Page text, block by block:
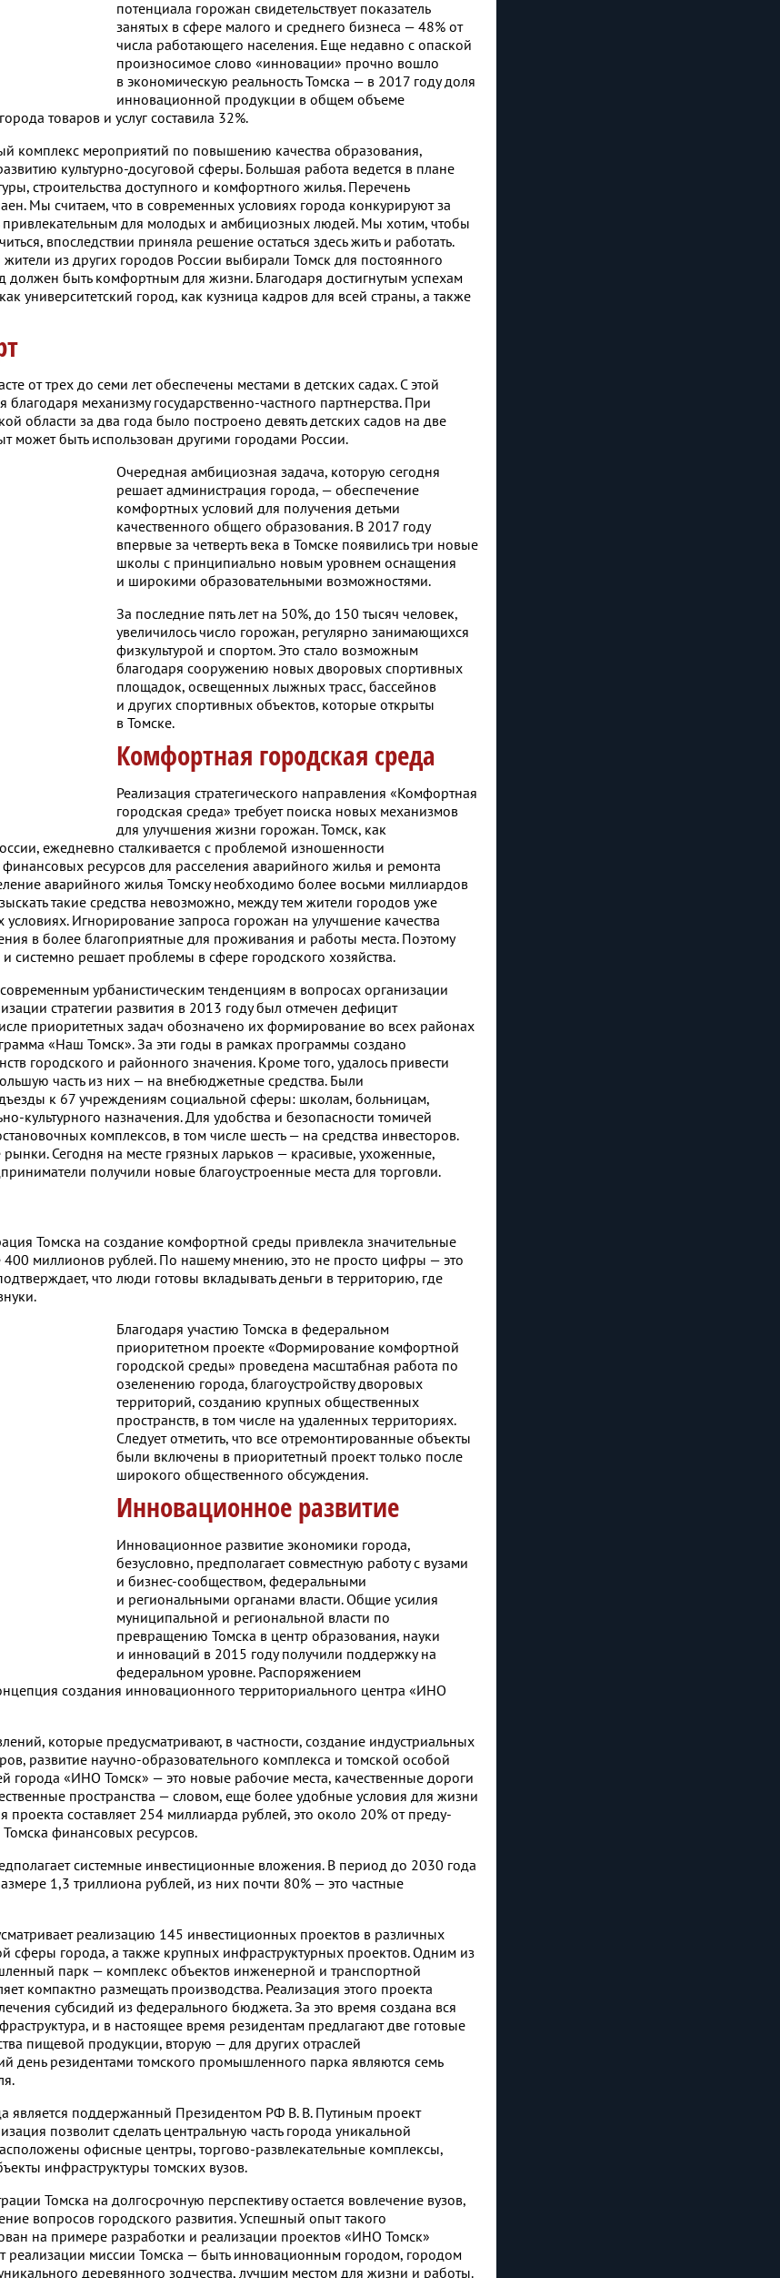
потенциала горожан свидетельствует показатель
занятых в сфере малого и среднего бизнеса — 48% от
числа работающего населения. Еще недавно с опаской
произносимое слово «инновации» прочно вошло
в экономическую реальность Томска — в 2017 году доля
инновационной продукции в общем объеме
товаров и услуг составила 32%.
комплекс мероприятий по повышению качества образования,
культурно-досуговой сферы. Большая работа ведется в плане
строительства доступного и комфортного жилья. Перечень
Мы считаем, что в современных условиях города конкурируют за
для молодых и амбициозных людей. Мы хотим, чтобы
впоследствии приняла решение остаться здесь жить и работать.
из других городов России выбирали Томск для постоянного
должен быть комфортным для жизни. Благодаря достигнутым успехам
университетский город, как кузница кадров для всей страны, а также
от трех до семи лет обеспечены местами в детских садах. С этой
благодаря механизму государственно-частного партнерства. При
области за два года было построено девять детских садов на две
может быть использован другими городами России.
Очередная амбициозная задача, которую сегодня
решает администрация города, — обеспечение
комфортных условий для получения детьми
качественного общего образования. В 2017 году
впервые за четверть века в Томске появились три новые
школы с принципиально новым уровнем оснащения
и широкими образовательными возможностями.
За последние пять лет на 50%, до 150 тысяч человек,
увеличилось число горожан, регулярно занимающихся
физкультурой и спортом. Это стало возможным
благодаря сооружению новых дворовых спортивных
площадок, освещенных лыжных трасс, бассейнов
и других спортивных объектов, которые открыты
в Томске.
Комфортная городская среда
Реализация стратегического направления «Комфортная
городская среда» требует поиска новых механизмов
для улучшения жизни горожан. Томск, как
ежедневно сталкивается с проблемой изношенности
ресурсов для расселения аварийного жилья и ремонта
аварийного жилья Томску необходимо более восьми миллиардов
такие средства невозможно, между тем жители городов уже
условиях. Игнорирование запроса горожан на улучшение качества
в более благоприятные для проживания и работы места. Поэтому
системно решает проблемы в сфере городского хозяйства.
современным урбанистическим тенденциям в вопросах организации
стратегии развития в 2013 году был отмечен дефицит
приоритетных задач обозначено их формирование во всех районах
«Наш Томск». За эти годы в рамках программы создано
городского и районного значения. Кроме того, удалось привести
часть из них — на внебюджетные средства. Были
к 67 учреждениям социальной сферы: школам, больницам,
культурного назначения. Для удобства и безопасности томичей
комплексов, в том числе шесть — на средства инвесторов.
Сегодня на месте грязных ларьков — красивые, ухоженные,
получили новые благоустроенные места для торговли.
Томска на создание комфортной среды привлекла значительные
миллионов рублей. По нашему мнению, это не просто цифры — это
что люди готовы вкладывать деньги в территорию, где
Благодаря участию Томска в федеральном
приоритетном проекте «Формирование комфортной
городской среды» проведена масштабная работа по
озеленению города, благоустройству дворовых
территорий, созданию крупных общественных
пространств, в том числе на удаленных территориях.
Следует отметить, что все отремонтированные объекты
были включены в приоритетный проект только после
широкого общественного обсуждения.
Инновационное развитие
Инновационное развитие экономики города,
безусловно, предполагает совместную работу с вузами
и бизнес-сообществом, федеральными
и региональными органами власти. Общие усилия
муниципальной и региональной власти по
превращению Томска в центр образования, науки
и инноваций в 2015 году получили поддержку на
федеральном уровне. Распоряжением
создания инновационного территориального центра «ИНО
которые предусматривают, в частности, создание индустриальных
развитие научно-образовательного комплекса и томской особой
города «ИНО Томск» — это новые рабочие места, качественные дороги
пространства — словом, еще более удобные условия для жизни
составляет 254 миллиарда рублей, это около 20% от преду­
финансовых ресурсов.
системные инвестиционные вложения. В период до 2030 года
1,3 триллиона рублей, из них почти 80% — это частные
реализацию 145 ин­вестиционных проектов в различных
сферы города, а также крупных инфраструктурных проектов. Одним из
парк — комплекс объектов инженерной и транспортной
компактно размещать производства. Реализация этого проекта
субсидий из федерального бюджета. За это время создана вся
и в настоящее время резидентам предлагают две готовые
пищевой продукции, вторую — для других отраслей
день резидентами томского промышленного парка являются семь
является поддержанный Президентом РФ В. В. Путиным проект
позволит сделать центральную часть города уникальной
офисные центры, торгово-развлекательные комплексы,
инфраструктуры томских вузов.
Томска на долгосрочную перспективу остается вовлечение вузов,
вопросов городского развития. Успешный опыт такого
на примере разработки и реализации проектов «ИНО Томск»
реализации миссии Томска — быть инновационным городом, городом
деревянного зодчества, лучшим местом для жизни и работы.